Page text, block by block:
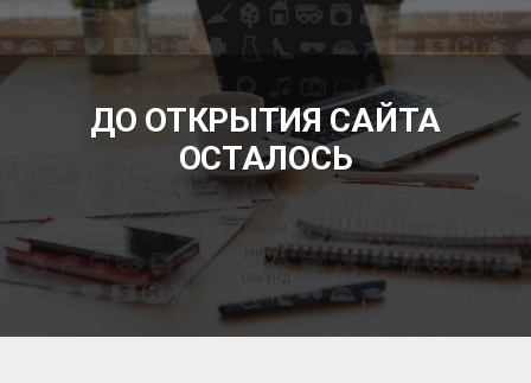
БЕСПЛАТНЫЕ ОБЪЯВЛЕНИЯ
ДО ОТКРЫТИЯ САЙТА
ОСТАЛОСЬ
Дней
часов
минут